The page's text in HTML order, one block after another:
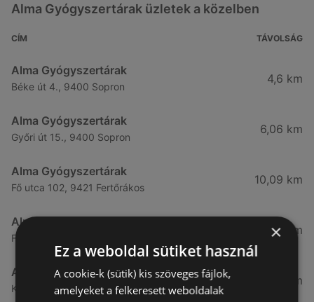
Alma Gyógyszertárak üzletek a közelben
CÍM TÁVOLSÁG
Alma Gyógyszertárak
Béke út 4., 9400 Sopron
4,6 km
Alma Gyógyszertárak
Győri út 15., 9400 Sopron
6,06 km
Alma Gyógyszertárak
Fő utca 102, 9421 Fertőrákos
10,09 km
Alma Gyógyszertárak
Fő Utca 102., 9421 Sopron
10,27 km
Alma Gyógyszertárak
Kertekalja u. 1, 9437 Hegykő
21,83 km
×
Ez a weboldal sütiket használ
A cookie-k (sütik) kis szöveges fájlok,
amelyeket a felkeresett weboldalak